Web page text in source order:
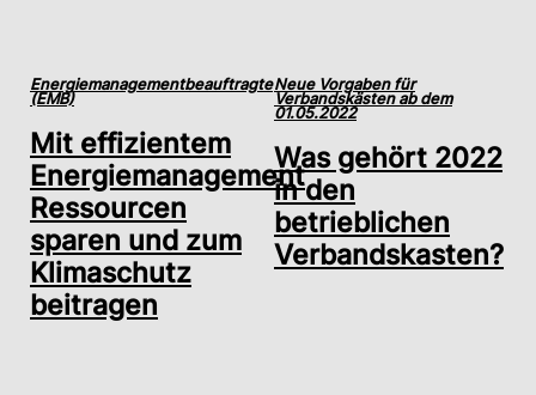
Energiemanagementbeauftragte
(EMB)
Mit effizientem
Energiemanagement
Ressourcen
sparen und zum
Klimaschutz
beitragen
Neue Vorgaben für
Verbandskästen ab dem
01.05.2022
Was gehört 2022
in den
betrieblichen
Verbandskasten?